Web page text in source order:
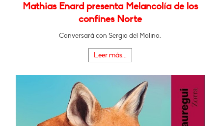
Mathias Enard presenta Melancolía de los
confines Norte
Conversará con Sergio del Molino.
Leer más...